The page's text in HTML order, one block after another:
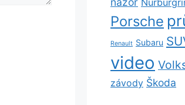
Porsche
Renault Subaru
video
závody Škoda